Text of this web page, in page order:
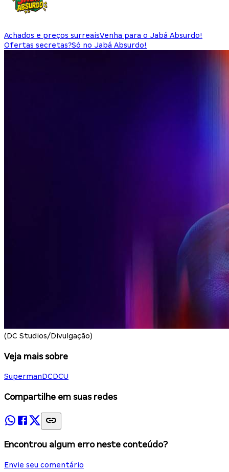
Achados e preços surreaisVenha para o Jabá Absurdo!
Ofertas secretas?Só no Jabá Absurdo!
(DC Studios/Divulgação)
Veja mais sobre
SupermanDCDCU
Compartilhe em suas redes
Encontrou algum erro neste conteúdo?
Envie seu comentário